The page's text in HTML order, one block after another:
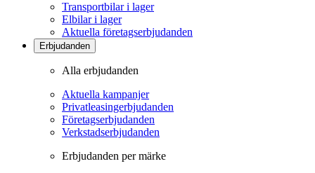
Transportbilar i lager
Elbilar i lager
Aktuella företagserbjudanden
Erbjudanden
Alla erbjudanden
Aktuella kampanjer
Privatleasingerbjudanden
Företagserbjudanden
Verkstadserbjudanden
Erbjudanden per märke